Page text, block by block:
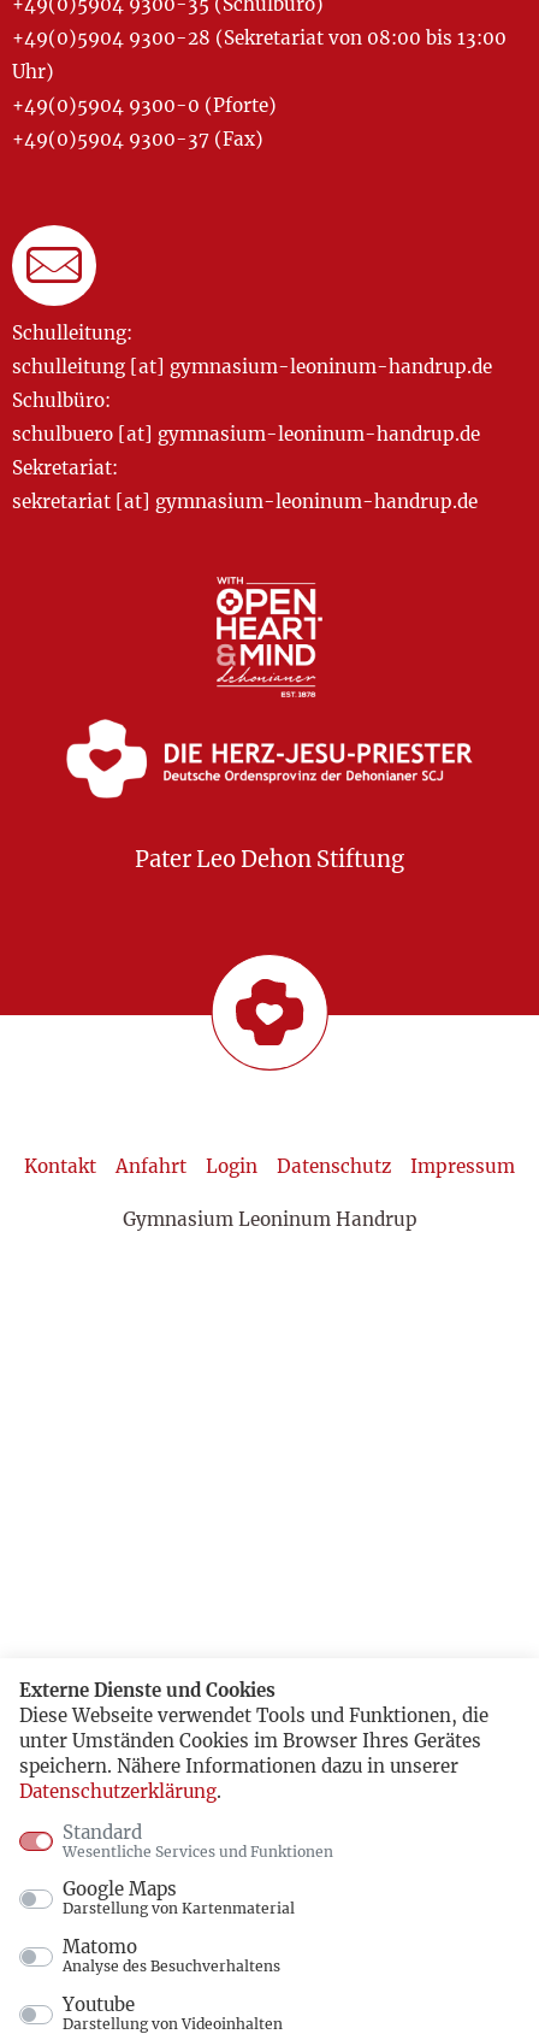
+49(0)5904 9300-28 (Sekretariat von 08:00 bis 13:00
Uhr)
+49(0)5904 9300-0 (Pforte)
+49(0)5904 9300-37 (Fax)
Schulleitung:
schulleitung [at] gymnasium-leoninum-handrup.de
Schulbüro:
schulbuero [at] gymnasium-leoninum-handrup.de
Sekretariat:
sekretariat [at] gymnasium-leoninum-handrup.de
Pater Leo Dehon Stiftung
Kontakt Anfahrt Login Datenschutz Impressum
Gymnasium Leoninum Handrup
Externe Dienste und Cookies
Diese Webseite verwendet Tools und Funktionen, die
unter Umständen Cookies im Browser Ihres Gerätes
speichern. Nähere Informationen dazu in unserer
Datenschutzerklärung.
Standard
Wesentliche Services und Funktionen
Google Maps
Darstellung von Kartenmaterial
Matomo
Analyse des Besuchverhaltens
Youtube
Darstellung von Videoinhalten